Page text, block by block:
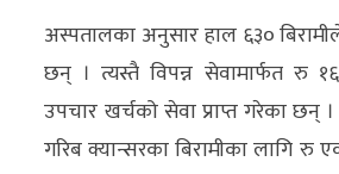
अस्पतालका अनुसार हाल ६३०
छन् । त्यस्तै विपन्न सेवामार्फत रु
उपचार खर्चको सेवा प्राप्त गरेका छन्
गरिब क्यान्सरका बिरामीका लागि